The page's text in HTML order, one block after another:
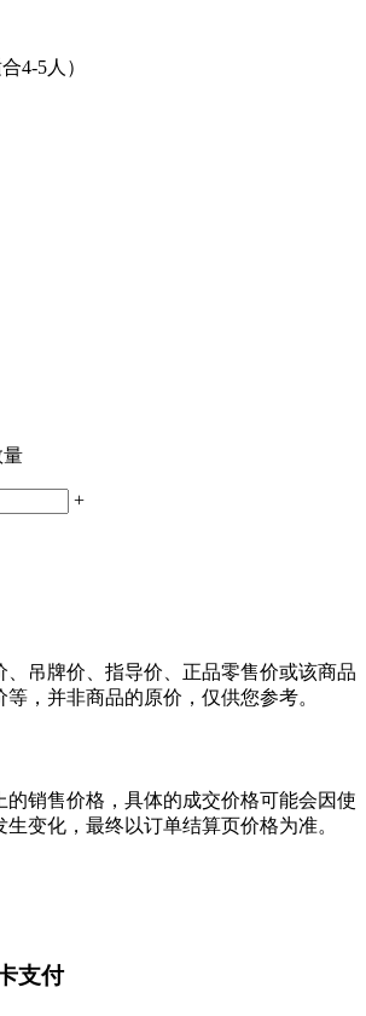
4-5人）
量
+
、吊牌价、指导价、正品零售价或该商品
，并非商品的原价，仅供您参考。
的销售价格，具体的成交价格可能会因使
变化，最终以订单结算页价格为准。
支付